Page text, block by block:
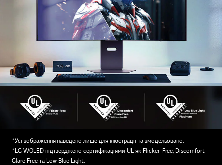
*Усі зображення наведено лише для ілюстрації та змодельовано.
*LG WOLED підтверджено сертифікаціями UL як Flicker-Free, Discomfort
Glare Free та Low Blue Light.